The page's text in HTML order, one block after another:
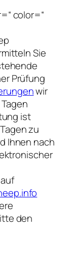
color=“
Sie
Prüfung
wir
ist
zu
Ihnen nach
den